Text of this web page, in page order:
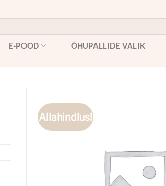
E-POOD ÕHUPALLIDE VALIK
Allahindlus!